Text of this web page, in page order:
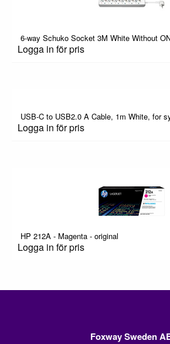
6-way Schuko Socket 3M White Without
Logga in för pris
USB-C to USB2.0 A Cable, 1m White, for
Logga in för pris
HP 212A - Magenta - original
Logga in för pris
Foxway Sweden